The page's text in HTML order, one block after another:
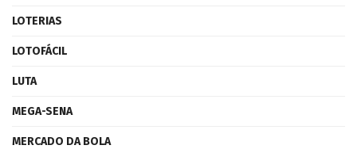
LOTERIAS
LOTOFÁCIL
LUTA
MEGA-SENA
MERCADO DA BOLA